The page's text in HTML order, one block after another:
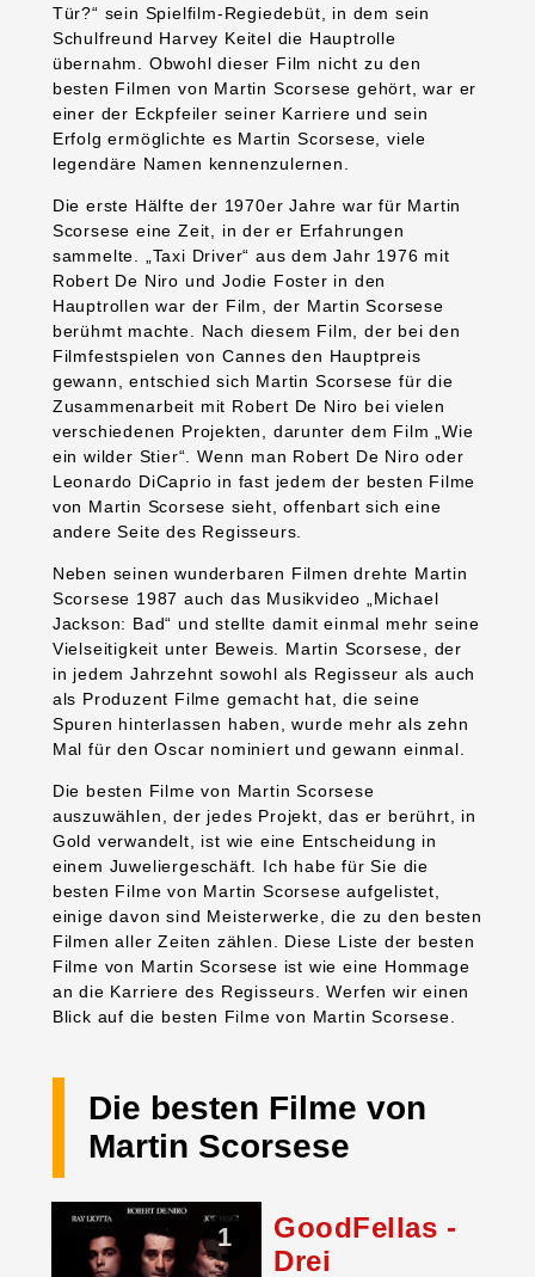
Tür?“ sein Spielfilm-Regiedebüt, in dem sein
Schulfreund Harvey Keitel die Hauptrolle
übernahm. Obwohl dieser Film nicht zu den
besten Filmen von Martin Scorsese gehört, war er
einer der Eckpfeiler seiner Karriere und sein
Erfolg ermöglichte es Martin Scorsese, viele
legendäre Namen kennenzulernen.
Die erste Hälfte der 1970er Jahre war für Martin
Scorsese eine Zeit, in der er Erfahrungen
sammelte. „Taxi Driver“ aus dem Jahr 1976 mit
Robert De Niro und Jodie Foster in den
Hauptrollen war der Film, der Martin Scorsese
berühmt machte. Nach diesem Film, der bei den
Filmfestspielen von Cannes den Hauptpreis
gewann, entschied sich Martin Scorsese für die
Zusammenarbeit mit Robert De Niro bei vielen
verschiedenen Projekten, darunter dem Film „Wie
ein wilder Stier“. Wenn man Robert De Niro oder
Leonardo DiCaprio in fast jedem der besten Filme
von Martin Scorsese sieht, offenbart sich eine
andere Seite des Regisseurs.
Neben seinen wunderbaren Filmen drehte Martin
Scorsese 1987 auch das Musikvideo „Michael
Jackson: Bad“ und stellte damit einmal mehr seine
Vielseitigkeit unter Beweis. Martin Scorsese, der
in jedem Jahrzehnt sowohl als Regisseur als auch
als Produzent Filme gemacht hat, die seine
Spuren hinterlassen haben, wurde mehr als zehn
Mal für den Oscar nominiert und gewann einmal.
Die besten Filme von Martin Scorsese
auszuwählen, der jedes Projekt, das er berührt, in
Gold verwandelt, ist wie eine Entscheidung in
einem Juweliergeschäft. Ich habe für Sie die
besten Filme von Martin Scorsese aufgelistet,
einige davon sind Meisterwerke, die zu den besten
Filmen aller Zeiten zählen. Diese Liste der besten
Filme von Martin Scorsese ist wie eine Hommage
an die Karriere des Regisseurs. Werfen wir einen
Blick auf die besten Filme von Martin Scorsese.
Die besten Filme von
Martin Scorsese
1
GoodFellas -
Drei